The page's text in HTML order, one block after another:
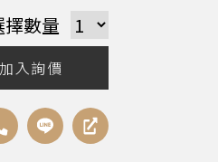
擇數量
加入詢價